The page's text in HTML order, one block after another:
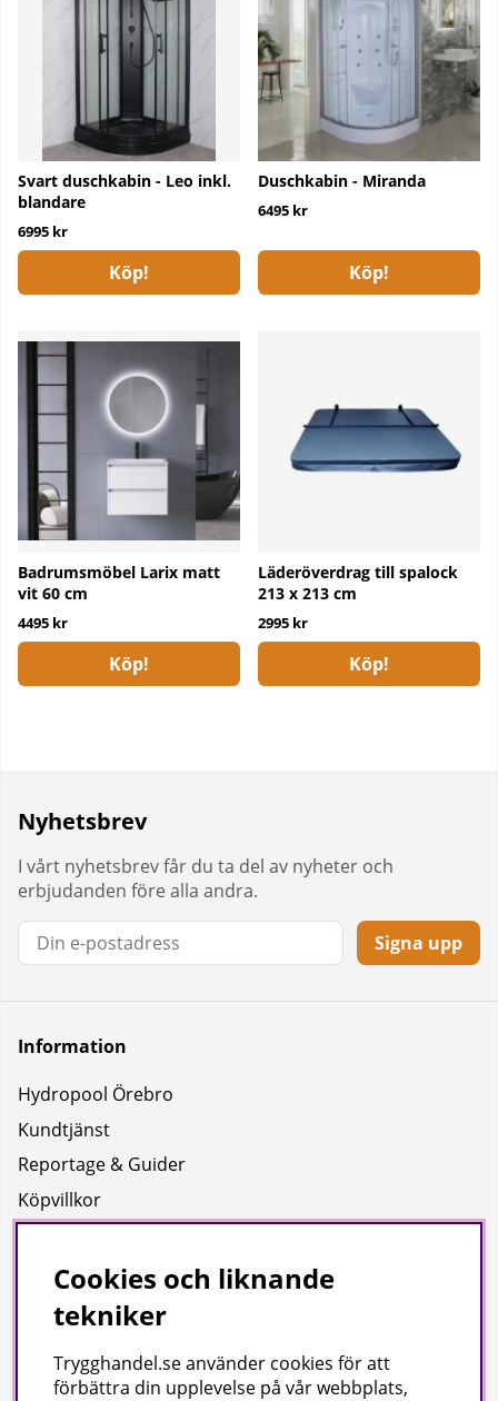
Svart duschkabin - Leo inkl.
blandare
6995 kr
Köp!
Duschkabin - Miranda
6495 kr
Köp!
Badrumsmöbel Larix matt
vit 60 cm
4495 kr
Köp!
Läderöverdrag till spalock
213 x 213 cm
2995 kr
Köp!
Nyhetsbrev
I vårt nyhetsbrev får du ta del av nyheter och
erbjudanden före alla andra.
Signa upp
Information
Hydropool Örebro
Kundtjänst
Reportage & Guider
Köpvillkor
Uppgifter för leverans
Om oss
Företagsinformation / hitta till oss
Cookies och liknande
tekniker
Trygghandel.se använder cookies för att
förbättra din upplevelse på vår webbplats,